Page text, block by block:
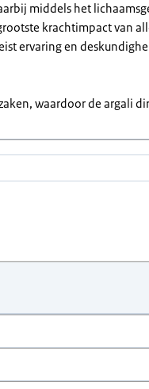
middels het
krachtimpact van
ervaring en
waardoor de argali